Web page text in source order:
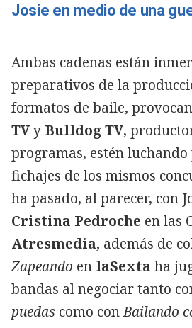
Josie en medio de una
Ambas cadenas están
preparativos de la
formatos de baile,
TVy Bulldog TV,
programas, estén
fichajes de los mismos
ha pasado, al parecer, con
Cristina Pedroche en las
Atresmedia, además de
Zapeando en laSexta ha
bandas al negociar tanto
puedas como conBailando